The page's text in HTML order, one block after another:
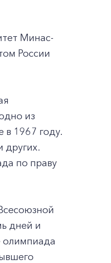
Минас-
России
из
1967 году.
других.
по праву
дней и
олимпиада